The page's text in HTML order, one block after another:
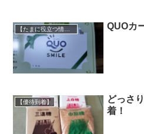
【たまに役立つ情報】 QUOカ
【優待到着】
どっさ
着！